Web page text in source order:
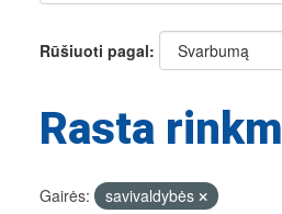
Rūšiuoti pagal
Rasta
Gairės:
savivaldybės